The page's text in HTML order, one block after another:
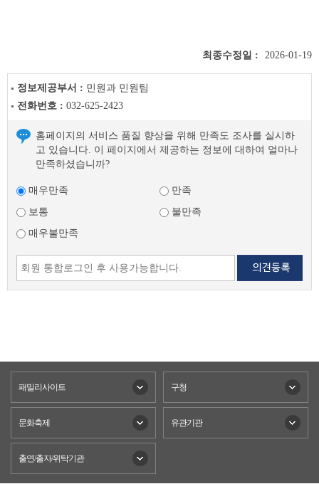
최종수정일 : 2026-01-19
정보제공부서 : 민원과 민원팀
전화번호 : 032-625-2423
홈페이지의 서비스 품질 향상을 위해 만족도 조사를 실시하
고 있습니다. 이 페이지에서 제공하는 정보에 대하여 얼마나
만족하셨습니까?
매우만족
만족
보통
불만족
매우불만족
패밀리사이트 구청
문화축제 유관기관
출연/출자/위탁기관